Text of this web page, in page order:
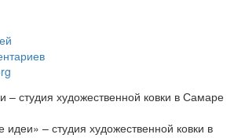
– студия художественной ковки в